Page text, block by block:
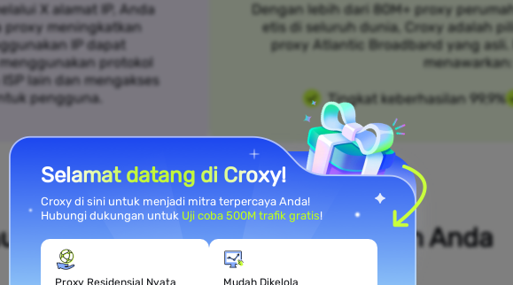
X alamat IP, Anda
proxy meningkatkan
IP dapat
protokol
lain dan mengakses
pengguna.
Dengan lebih dari 80M+ proxy
etis di seluruh dunia, Croxy adalah
proxy Atlantic Broadband yang
menawarkan:
Tingkat keberhasilan 99,9%
Kebutuhan Kasus Penggunaan Anda
Selamat datang di Croxy!
Croxy di sini untuk menjadi mitra terpercaya Anda!
Hubungi dukungan untuk Uji coba 500M trafik gratis!
Proxy Residensial Nyata Mudah Dikelola